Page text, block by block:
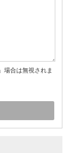
場合は無視されま